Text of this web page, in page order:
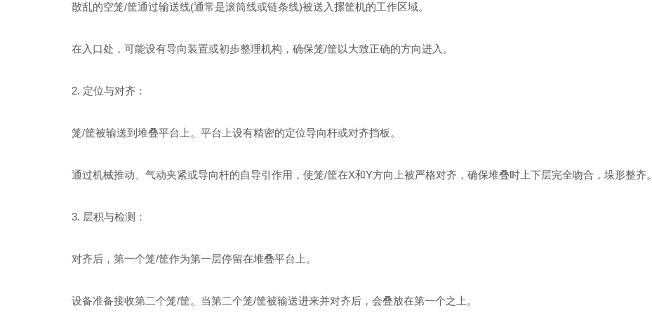
散乱的空笼/筐通过输送线(通常是滚筒线或链条线)被送入摞筐机的工作区域。
在入口处，可能设有导向装置或初步整理机构，确保笼/筐以大致正确的方向进入。
2. 定位与对齐：
笼/筐被输送到堆叠平台上。平台上设有精密的定位导向杆或对齐挡板。
通过机械推动、气动夹紧或导向杆的自导引作用，使笼/筐在X和Y方向上被严格对齐，确保堆叠时上下层完全吻合，垛形整齐。
3. 层积与检测：
对齐后，第一个笼/筐作为第一层停留在堆叠平台上。
设备准备接收第二个笼/筐。当第二个笼/筐被输送进来并对齐后，会叠放在第一个之上。